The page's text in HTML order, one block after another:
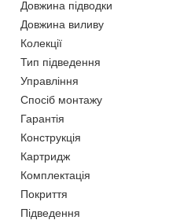
Довжина підводки
Довжина виливу
Колекції
Тип підведення
Управління
Спосіб монтажу
Гарантія
Конструкція
Картридж
Комплектація
Покриття
Підведення